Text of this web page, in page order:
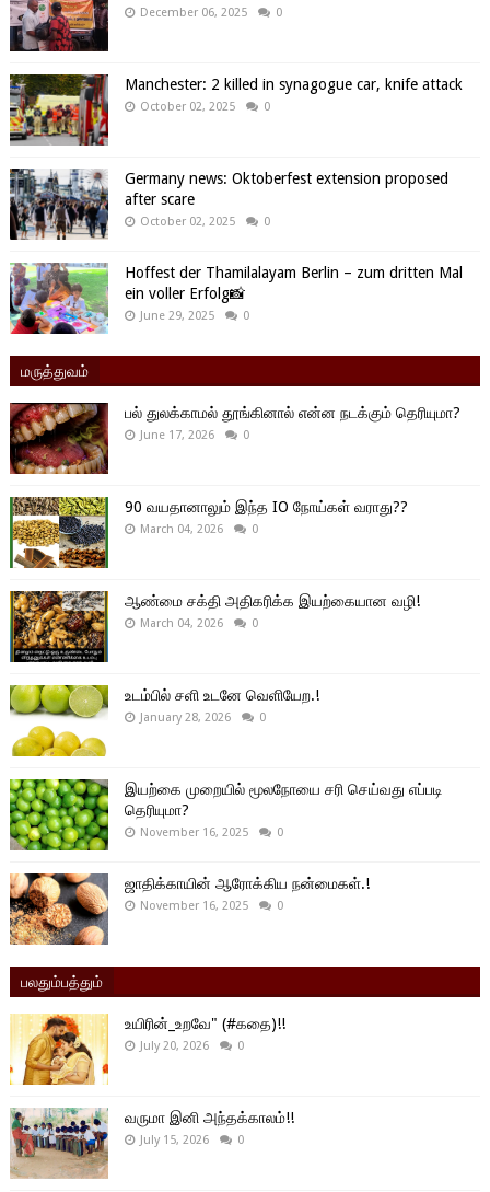
December 06, 2025 0
Manchester: 2 killed in synagogue car, knife attack
October 02, 2025 0
Germany news: Oktoberfest extension proposed
after scare
October 02, 2025 0
Hoffest der Thamilalayam Berlin – zum dritten Mal
ein voller Erfolg📸
June 29, 2025 0
மருத்துவம்
பல் துலக்காமல் தூங்கினால் என்ன நடக்கும் தெரியுமா?
June 17, 2026 0
90 வயதானாலும் இந்த IO நோய்கள் வராது??
March 04, 2026 0
ஆண்மை சக்தி அதிகரிக்க இயற்கையான வழி!
March 04, 2026 0
உடம்பில் சளி உடனே வெளியேற.!
January 28, 2026 0
இயற்கை முறையில் மூலநோயை சரி செய்வது எப்படி
தெரியுமா?
November 16, 2025 0
ஜாதிக்காயின் ஆரோக்கிய நன்மைகள்.!
November 16, 2025 0
பலதும்பத்தும்
உயிரின்_உறவே" (#கதை)!!
July 20, 2026 0
வருமா இனி அந்தக்காலம்!!
July 15, 2026 0